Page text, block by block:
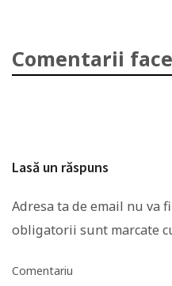
Comentarii
Lasă un răspuns
Adresa ta de email nu va
obligatorii sunt marcate
Comentariu